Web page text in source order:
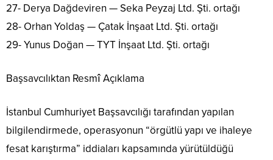
27- Derya Dağdeviren — Seka Peyzaj Ltd. Şti. ortağı
28- Orhan Yoldaş — Çatak İnşaat Ltd. Şti. ortağı
29- Yunus Doğan — TYT İnşaat Ltd. Şti. ortağı
Başsavcılıktan Resmî Açıklama
İstanbul Cumhuriyet Başsavcılığı tarafından yapılan
bilgilendirmede, operasyonun “örgütlü yapı ve ihaleye
fesat karıştırma” iddiaları kapsamında yürütüldüğü